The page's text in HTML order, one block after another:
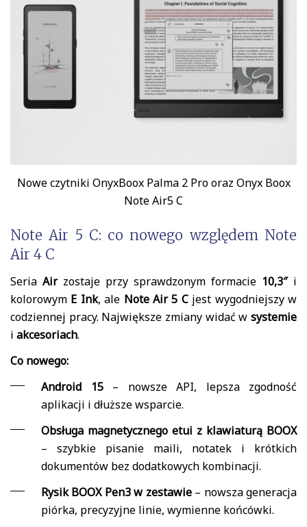
Nowe czytniki OnyxBoox Palma 2 Pro oraz Onyx Boox
Note Air5 C
Note Air 5 C: co nowego względem Note
Air 4 C
Seria Airzostaje przy sprawdzonym formacie 10,3″i
kolorowym E Ink, ale Note Air 5 Cjest wygodniejszy w
codziennej pracy. Największe zmiany widać w systemie
i akcesoriach.
Co nowego:
Android 15– nowsze API, lepsza zgodność
aplikacji i dłuższe wsparcie.
Obsługa magnetycznego etui z klawiaturą BOOX
– szybkie pisanie maili, notatek i krótkich
dokumentów bez dodatkowych kombinacji.
Rysik BOOX Pen3 w zestawie– nowsza generacja
piórka, precyzyjne linie, wymienne końcówki.